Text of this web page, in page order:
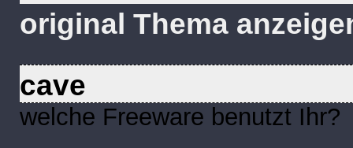
original Thema
cave
welche Freeware benutzt Ihr?